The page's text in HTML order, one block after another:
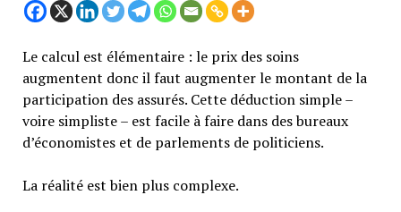
Le calcul est élémentaire : le prix des soins
augmentent donc il faut augmenter le montant de la
participation des assurés. Cette déduction simple –
voire simpliste – est facile à faire dans des bureaux
d’économistes et de parlements de politiciens.
La réalité est bien plus complexe.